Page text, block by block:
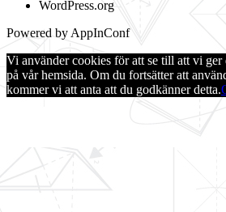
WordPress.org
Powered by AppInConf
Vi använder cookies för att se till att vi ger
på vår hemsida. Om du fortsätter att
kommer vi att anta att du godkänner detta.